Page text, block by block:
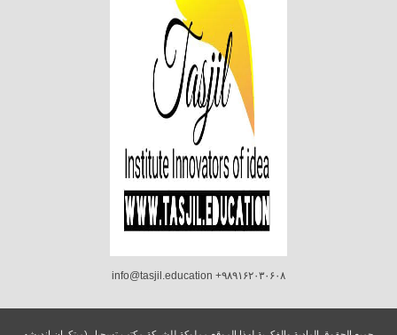
info@tasjil.education +۹۸۹۱۶۲۰۳۰۶۰۸